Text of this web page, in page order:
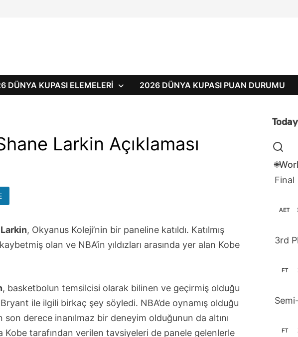
DÜNYA KUPASI ELEMELERI 2026 DÜNYA KUPASI PUAN DURUMU
Larkin Açıklaması
, Okyanus Koleji’nin bir paneline katıldı. Katılmış
olan ve NBA’in yıldızları arasında yer alan Kobe
, basketbolun temsilcisi olarak bilinen ve geçirmiş olduğu
ile ilgili birkaç şey söyledi. NBA’de oynamış olduğu
son derece inanılmaz bir deneyim olduğunun da altını
Kobe tarafından verilen tavsiyeleri de panele gelenlerle
Today
🌐
Final
AET
3rd
FT
FT